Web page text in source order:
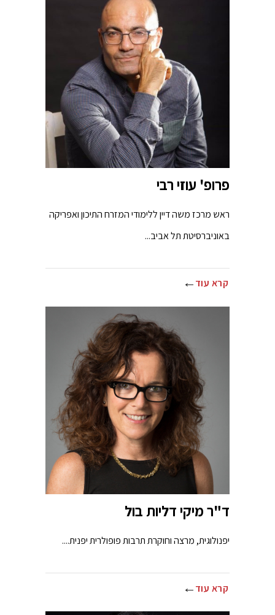
פרופ' עוזי רבי
ראש מרכז משה דיין ללימודי המזרח התיכון ואפריקה
באוניברסיטת תל אביב...
קרא עוד
ד"ר מיקי דליות בול
יפנולוגית, מרצה וחוקרת תרבות פופולרית יפנית....
קרא עוד